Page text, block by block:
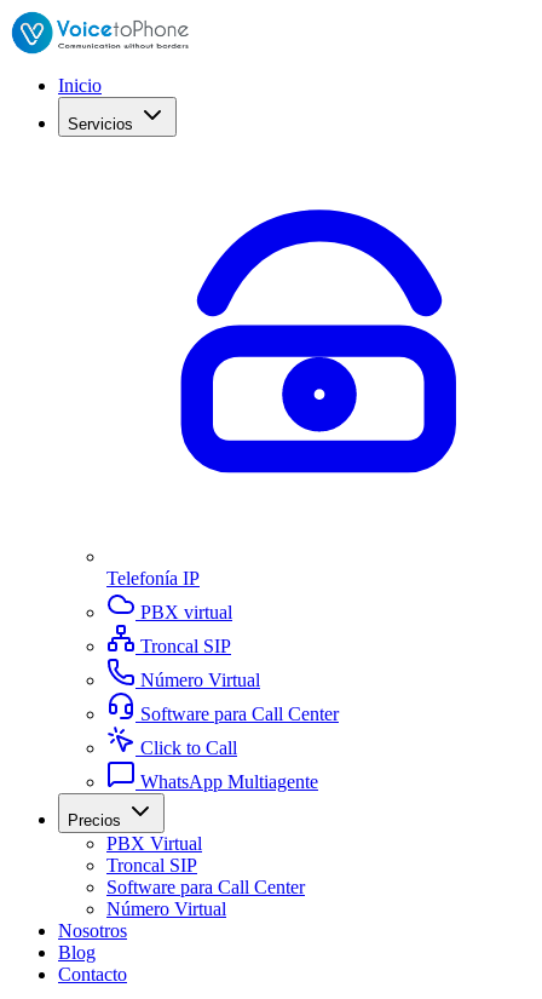
Inicio
Servicios
Telefonía IP
PBX virtual
Troncal SIP
Número Virtual
Software para Call Center
Click to Call
WhatsApp Multiagente
Precios
PBX Virtual
Troncal SIP
Software para Call Center
Número Virtual
Nosotros
Blog
Contacto